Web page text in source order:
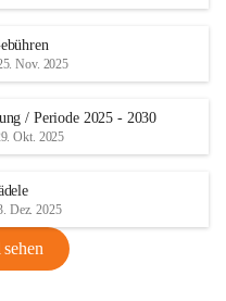
Nov. 2025
/ Periode 2025 - 2030
Okt. 2025
Dez. 2025